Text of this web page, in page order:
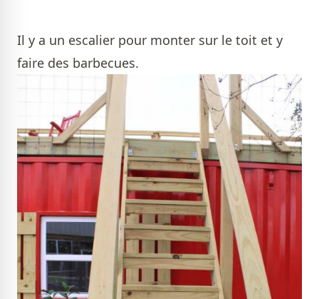
Il y a un escalier pour monter sur le toit et y
faire des barbecues.